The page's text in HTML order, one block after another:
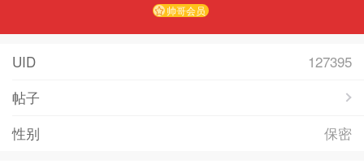
帅哥会员
UID
127395
帖子
性别
保密